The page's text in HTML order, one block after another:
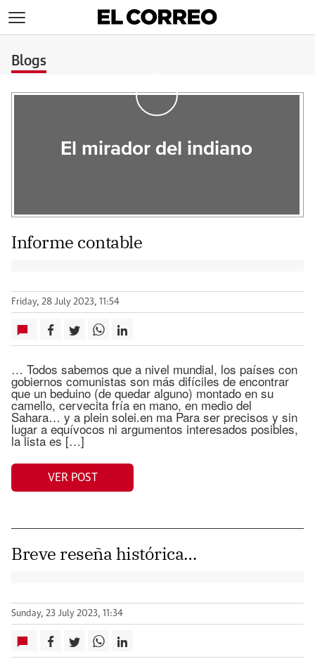
Blogs
El mirador del indiano
Informe contable
Friday, 28 July 2023, 11:54
… Todos sabemos que a nivel mundial, los países con
gobiernos comunistas son más difíciles de encontrar
que un beduino (de quedar alguno) montado en su
camello, cervecita fría en mano, en medio del
Sahara… y a plein solei.en ma Para ser precisos y sin
lugar a equívocos ni argumentos interesados posibles,
la lista es […]
VER POST
Breve reseña histórica…
Sunday, 23 July 2023, 11:34